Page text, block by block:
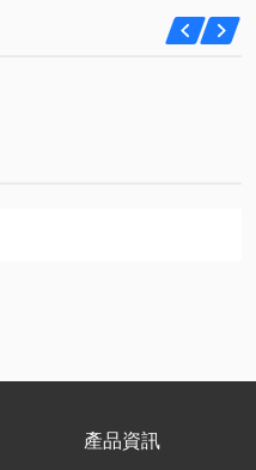
產品資訊